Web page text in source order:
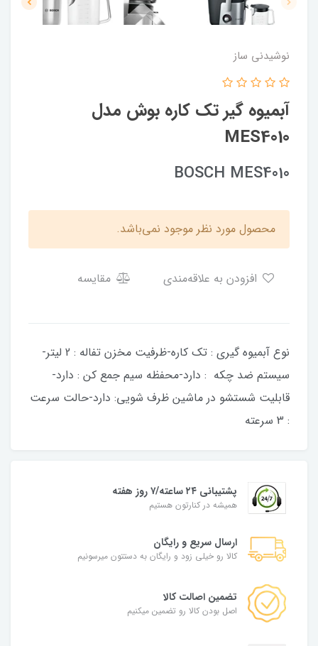
نوشیدنی ساز
آبمیوه گیر تک کاره بوش مدل
MES4010
BOSCH MES4010
محصول مورد نظر موجود نمی‌باشد.
مقایسه
نوع آبمیوه گیری : تک کاره-ظرفیت مخزن تفاله : 2 لیتر-
سیستم ضد چکه : دارد-محفظه سیم جمع کن : دارد-
قابلیت شستشو در ماشین ظرف شویی: دارد-حالت سرعت
: 3 سرعته
پشتیبانی ۲۴ ساعته/۷ روز هفته
همیشه در کنارتون هستیم
ارسال سریع و رایگان
کالا رو خیلی زود و رایگان به دستتون میرسونیم
تضمین اصالت کالا
اصل بودن کالا رو تضمین میکنیم